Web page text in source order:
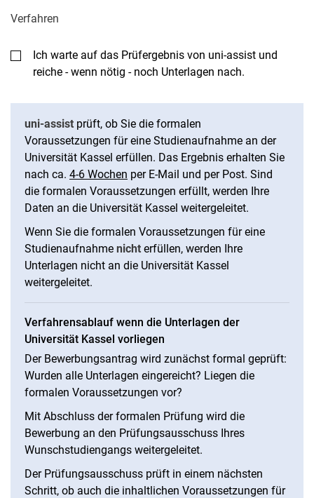
Verfahren
Ich warte auf das Prüfergebnis von uni-assist und
reiche - wenn nötig - noch Unterlagen nach.
uni-assist prüft, ob Sie die formalen
Voraussetzungen für eine Studienaufnahme an der
Universität Kassel erfüllen. Das Ergebnis erhalten Sie
nach ca. 4-6 Wochen per E-Mail und per Post. Sind
die formalen Voraussetzungen erfüllt, werden Ihre
Daten an die Universität Kassel weitergeleitet.
Wenn Sie die formalen Voraussetzungen für eine
Studienaufnahme nicht erfüllen, werden Ihre
Unterlagen nicht an die Universität Kassel
weitergeleitet.
Verfahrensablauf wenn die Unterlagen der
Universität Kassel vorliegen
Der Bewerbungsantrag wird zunächst formal geprüft:
Wurden alle Unterlagen eingereicht? Liegen die
formalen Voraussetzungen vor?
Mit Abschluss der formalen Prüfung wird die
Bewerbung an den Prüfungsausschuss Ihres
Wunschstudiengangs weitergeleitet.
Der Prüfungsausschuss prüft in einem nächsten
Schritt, ob auch die inhaltlichen Voraussetzungen für